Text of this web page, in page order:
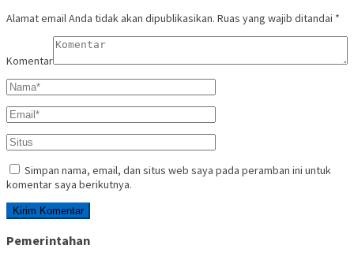
Alamat email Anda tidak akan dipublikasikan. Ruas yang wajib ditandai *
Komentar
Simpan nama, email, dan situs web saya pada peramban ini untuk
komentar saya berikutnya.
Pemerintahan